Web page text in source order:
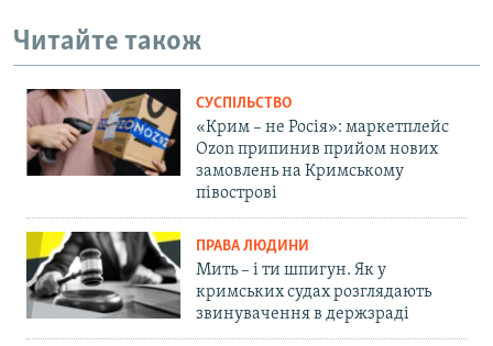
Читайте також
СУСПІЛЬСТВО
«Крим – не Росія»: маркетплейс
Ozon припинив прийом нових
замовлень на Кримському
півострові
ПРАВА ЛЮДИНИ
Мить – і ти шпигун. Як у
кримських судах розглядають
звинувачення в держзраді